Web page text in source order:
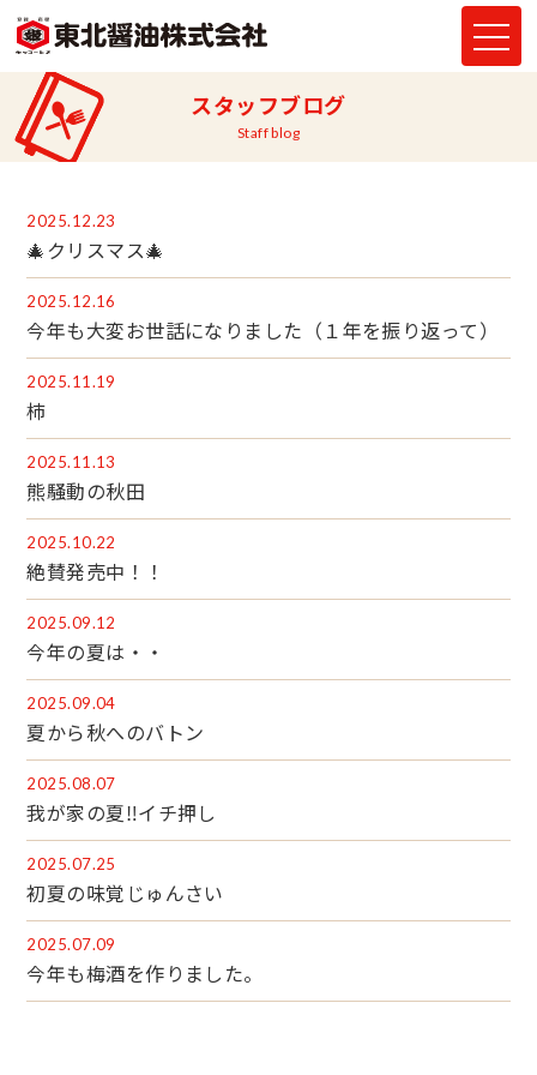
スタッフブログ
Staff blog
2025.12.23
🎄クリスマス🎄
2025.12.16
今年も大変お世話になりました（１年を振り返って）
2025.11.19
柿
2025.11.13
熊騒動の秋田
2025.10.22
絶賛発売中！！
2025.09.12
今年の夏は・・
2025.09.04
夏から秋へのバトン
2025.08.07
我が家の夏‼イチ押し
2025.07.25
初夏の味覚じゅんさい
2025.07.09
今年も梅酒を作りました。